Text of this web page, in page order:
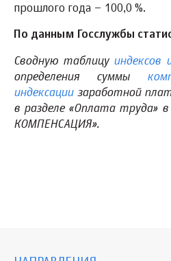
прошлого года – 100,0 %.
По данным Госслужбы
Сводную таблицу индексов
определения суммы
индексациизаработной
в разделе «Оплата труда»
КОМПЕНСАЦИЯ».